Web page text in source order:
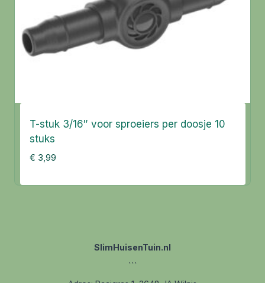
T-stuk 3/16″ voor sproeiers per doosje 10
stuks
€ 3,99
SlimHuisenTuin.nl
```